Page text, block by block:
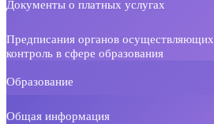
Документы о платных услугах
Предписания органов осуществляющих
контроль в сфере образования
Образование
Общая информация